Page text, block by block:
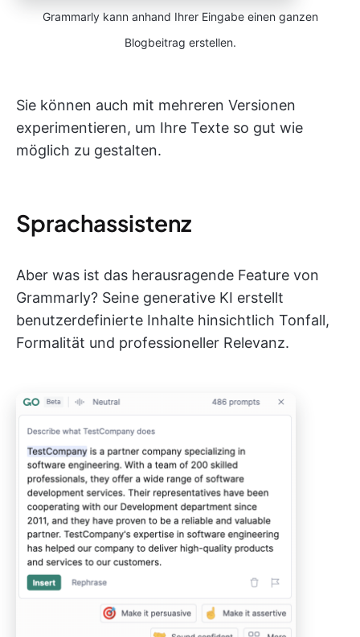
Grammarly kann anhand Ihrer Eingabe einen ganzen
Blogbeitrag erstellen.
Sie können auch mit mehreren Versionen
experimentieren, um Ihre Texte so gut wie
möglich zu gestalten.
Sprachassistenz
Aber was ist das herausragende Feature von
Grammarly? Seine generative KI erstellt
benutzerdefinierte Inhalte hinsichtlich Tonfall,
Formalität und professioneller Relevanz.